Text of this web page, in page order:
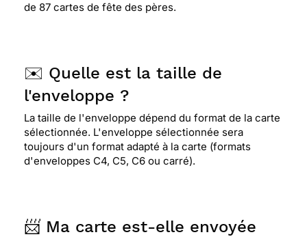
de 87 cartes de fête des pères.
✉️ Quelle est la taille de
l'enveloppe ?
La taille de l'enveloppe dépend du format de la carte
sélectionnée. L'enveloppe sélectionnée sera
toujours d'un format adapté à la carte (formats
d'enveloppes C4, C5, C6 ou carré).
📨 Ma carte est-elle envoyée